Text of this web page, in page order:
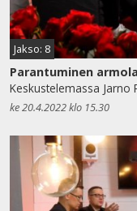
Jakso: 8
Parantuminen
Keskustelemassa Jarno
ke 20.4.2022 klo 15.30